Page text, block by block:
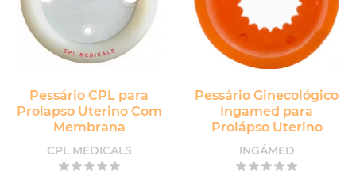
Pessário CPL para
Prolapso Uterino Com
Membrana
CPL MEDICALS
Pessário Ginecológico
Ingamed para
Prolápso Uterino
INGÁMED